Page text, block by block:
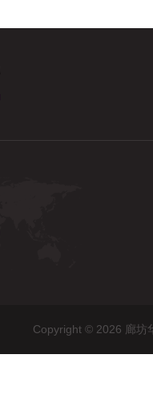
Copyright © 2026 廊